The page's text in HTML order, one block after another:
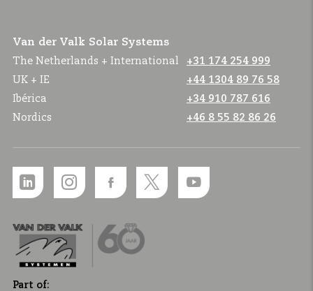
Van der Valk Solar Systems
The Netherlands + International
+31 174 254 999
UK + IE
+44 1304 89 76 58
Ibérica
+34 910 787 616
Nordics
+46 8 55 82 86 26
Part of: